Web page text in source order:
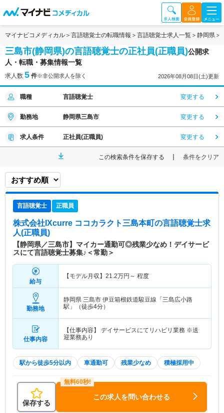
マイナビコメディカル 言語聴覚士の転職情報 言語聴覚士求人一覧 静岡県
三島市(静岡県)の言語聴覚士の正社員(正職員)公開求
人・転職・募集情報一覧
求人数 5 件※非公開求人を除く 2026年08月08日(土)更新
職種 言語聴覚士 変更する
勤務地 静岡県三島市 変更する
求人条件 正社員(正職員) 変更する
この検索条件を保存する 条件をクリア
言語聴覚士 正職員
株式会社IXcurre ココカラクト三島本町の言語聴覚士求
人(正職員)
【静岡県／三島市】マイカー通勤可◎残業少なめ！デイサービ
スにて言語聴覚士募集♪＜常勤＞
給与
【モデル月収】 21.2万円～ 程度
勤務地
静岡県 三島市 伊豆箱根鉄道駿豆線「三島広小路
駅」（徒歩4分）
仕事内容
【仕事内容】 デイサービスにてリハビリ業務 ※送
迎業務あり
駅から徒歩5分以内 車通勤可 残業少なめ 積極採用中
保存する
この求人を問い合わせる